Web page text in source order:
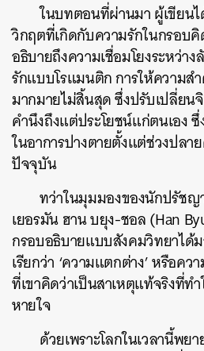
ในบทตอนที่ผ่านมา ผู้เขียน
วิกฤตที่เกิดกับความรักในกรอบ
อธิบายถึงความเชื่อมโยงระหว่า
รักแบบโรแมนติก การให้ความ
มากมายไม่สิ้นสุด ซึ่งปรับเปลี่ยน
คำนึงถึงแต่ประโยชน์แก่ตนเอง
ในอาการปางตายตั้งแต่ช่วงปลา
ปัจจุบัน
ทว่าในมุมมองของนักปรัชญ
เยอรมัน ฮาน บยุง-ชอล (Han
กรอบอธิบายแบบสังคมวิทยาได้
เรียกว่า ‘ความแตกต่าง’ หรือค
ที่เขาคิดว่าเป็นสาเหตุแท้จริงที่
หายใจ
ด้วยเพราะโลกในเวลานี้พ